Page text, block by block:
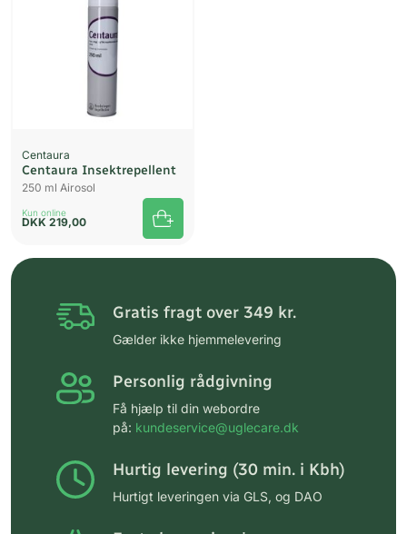
Centaura
Centaura Insektrepellent
250 ml Airosol
Kun online
DKK 219,00
Gratis fragt over 349 kr.
Gælder ikke hjemmelevering
Personlig rådgivning
Få hjælp til din webordre
på: kundeservice@uglecare.dk
Hurtig levering (30 min. i Kbh)
Hurtigt leveringen via GLS, og DAO